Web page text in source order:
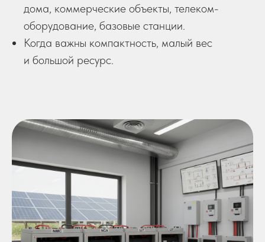
дома, коммерческие объекты, телеком-
оборудование, базовые станции.
Когда важны компактность, малый вес
и большой ресурс.